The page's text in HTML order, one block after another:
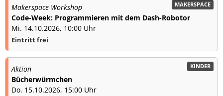
MAKERSPACE
Makerspace Workshop
Code-Week: Programmieren mit dem Dash-Robotor
Mi. 14.10.2026, 10:00 Uhr
Eintritt frei
KINDER
Aktion
Bücherwürmchen
Do. 15.10.2026, 15:00 Uhr